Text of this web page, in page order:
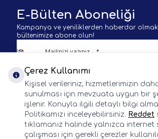
E-Bülten Aboneliği
Kampanya ve yeniliklerden haberdar
bültenimize abone olun!
KVKK Sözleşmesi'ni
BALIK AVI KAMP VE DOĞA SPORLARI
Çerez Kullanımı
Kişisel verileriniz, hizmetlerimizin
sunulması için mevzuata uygun bir
işlenir. Konuyla ilgili detaylı bilgi
Politikamızı inceleyebilirsiniz. Reddet
tıklamanız halinde yalnızca internet
çalışması için gerekli çerezler